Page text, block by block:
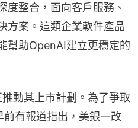
度整合，面向客戶服務、
方案。這類企業軟件產品
幫助OpenAI建立更穩定的
動其上市計劃。為了爭取
有報道指出，美銀一改